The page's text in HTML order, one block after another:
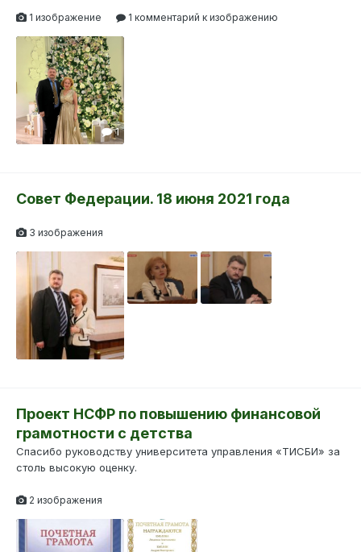
1 изображение 1 комментарий к изображению
1
Совет Федерации. 18 июня 2021 года
3 изображения
Проект НСФР по повышению финансовой
грамотности с детства
Спасибо руководству университета управления «ТИСБИ» за
столь высокую оценку.
2 изображения